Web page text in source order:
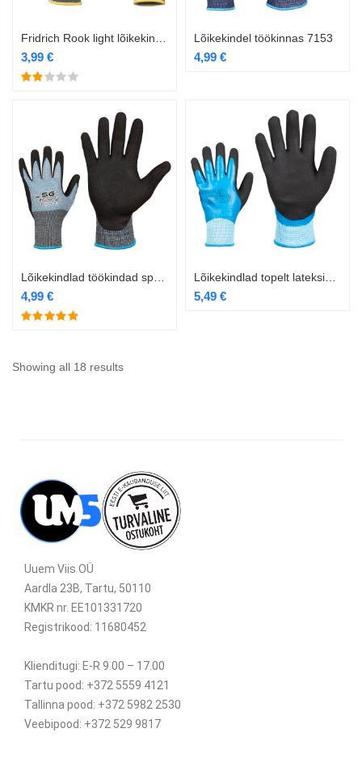
3,99 €
Lõikekindel töökinnas 7153
4,99 €
4,99 € 5,49 €
Showing all 18 results
Uuem Viis OÜ
Aardla 23B, Tartu, 50110
KMKR nr. EE101331720
Registrikood: 11680452
Klienditugi: E-R 9.00 – 17.00
Tartu pood: +372 5559 4121
Tallinna pood: +372 5982 2530
Veebipood: +372 529 9817